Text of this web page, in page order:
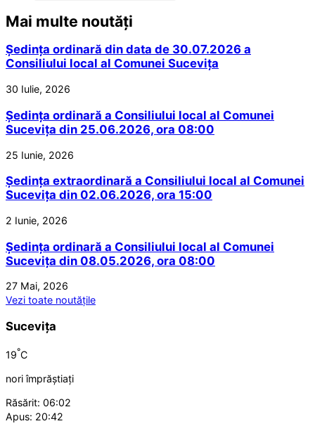
Mai multe noutăți
Ședința ordinară din data de 30.07.2026 a
Consiliului local al Comunei Sucevița
30 Iulie, 2026
Ședința ordinară a Consiliului local al Comunei
Sucevița din 25.06.2026, ora 08:00
25 Iunie, 2026
Ședința extraordinară a Consiliului local al Comunei
Sucevița din 02.06.2026, ora 15:00
2 Iunie, 2026
Ședința ordinară a Consiliului local al Comunei
Sucevița din 08.05.2026, ora 08:00
27 Mai, 2026
Vezi toate noutățile
Sucevița
19°C
nori împrăștiați
Răsărit: 06:02
Apus: 20:42